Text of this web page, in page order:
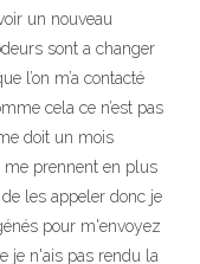
un nouveau
sont a changer
l’on m’a contacté
cela ce n’est pas
doit un mois
prennent en plus
les appeler donc je
pour m'envoyez
je n'ais pas rendu la